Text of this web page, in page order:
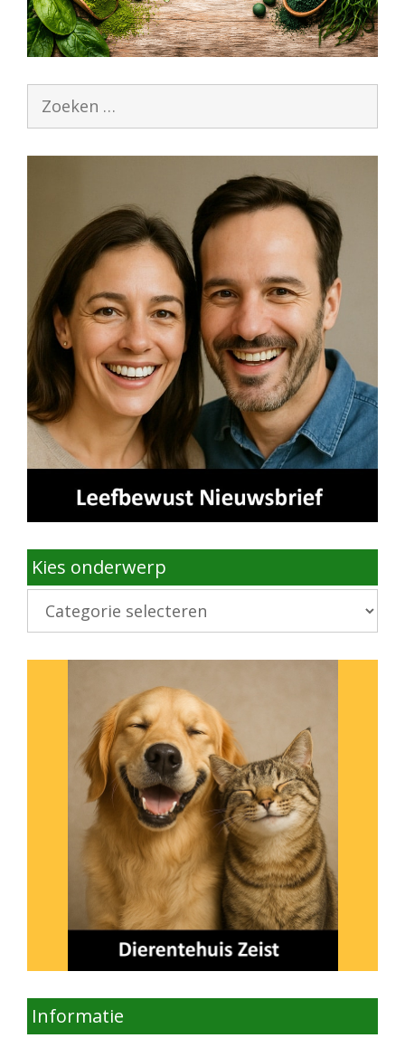
Zoek
Kies onderwerp
Kies
onderwerp
Informatie